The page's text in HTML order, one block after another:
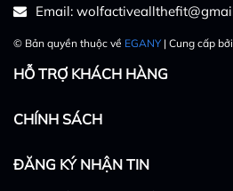
Email:
© Bản quyền thuộc về EGANY| Cung cấp bởi
HỖ TRỢ KHÁCH HÀNG
CHÍNH SÁCH
ĐĂNG KÝ NHẬN TIN